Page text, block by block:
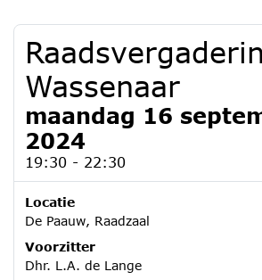
Wassenaar
maandag 16
2024
19:30 - 22:30
Locatie
De Paauw, Raadzaal
Voorzitter
Dhr. L.A. de Lange